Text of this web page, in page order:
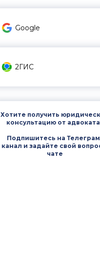
Google
2ГИС
Хотите получить
консультацию от
Подпишитесь на
канал и задайте свой
чате